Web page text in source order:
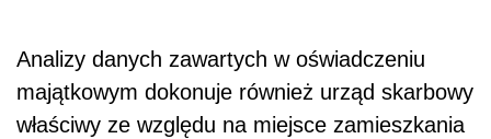
Analizy danych zawartych w oświadczeniu
majątkowym dokonuje również urząd skarbowy
właściwy ze względu na miejsce zamieszkania